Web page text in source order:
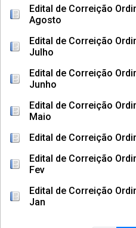
Edital de Correição
Agosto
Edital de Correição
Julho
Edital de Correição
Junho
Edital de Correição
Maio
Edital de Correição
Edital de Correição
Fev
Edital de Correição
Jan